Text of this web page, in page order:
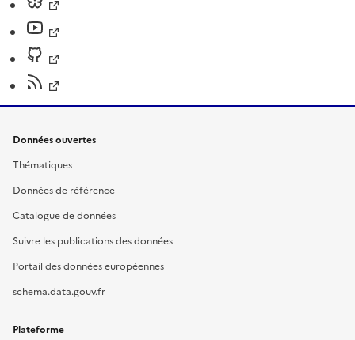
Données ouvertes
Thématiques
Données de référence
Catalogue de données
Suivre les publications des données
Portail des données européennes
schema.data.gouv.fr
Plateforme